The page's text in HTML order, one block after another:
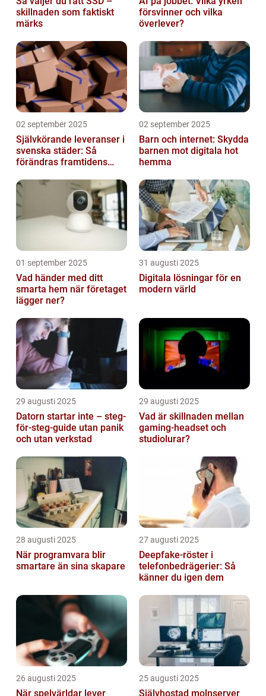
skillnaden som faktiskt
märks
försvinner och vilka
överlever?
02 september 2025
Självkörande leveranser i
svenska städer: Så
förändras framtidens
02 september 2025
Barn och internet: Skydda
barnen mot digitala hot
hemma
01 september 2025
Vad händer med ditt
smarta hem när företaget
lägger ner?
31 augusti 2025
Digitala lösningar för en
modern värld
29 augusti 2025
Datorn startar inte – steg-
för-steg-guide utan panik
och utan verkstad
29 augusti 2025
Vad är skillnaden mellan
gaming-headset och
studiolurar?
28 augusti 2025
När programvara blir
smartare än sina skapare
27 augusti 2025
Deepfake-röster i
telefonbedrägerier: Så
känner du igen dem
26 augusti 2025
När spelvärldar lever
25 augusti 2025
Självhostad molnserver